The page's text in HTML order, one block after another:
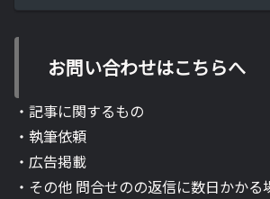
お問い合わせはこちらへ
・記事に関するもの
・執筆依頼
・広告掲載
・その他 問合せのの返信に数日かかる